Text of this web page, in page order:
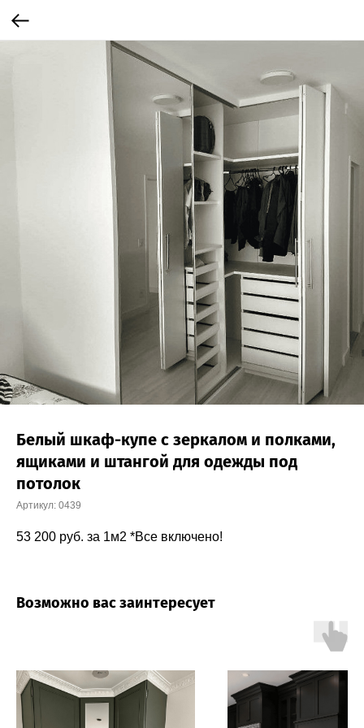
Белый шкаф-купе с зеркалом и полками,
ящиками и штангой для одежды под
потолок
Артикул: 0439
53 200 руб. за 1м2 *Все включено!
Возможно вас заинтересует